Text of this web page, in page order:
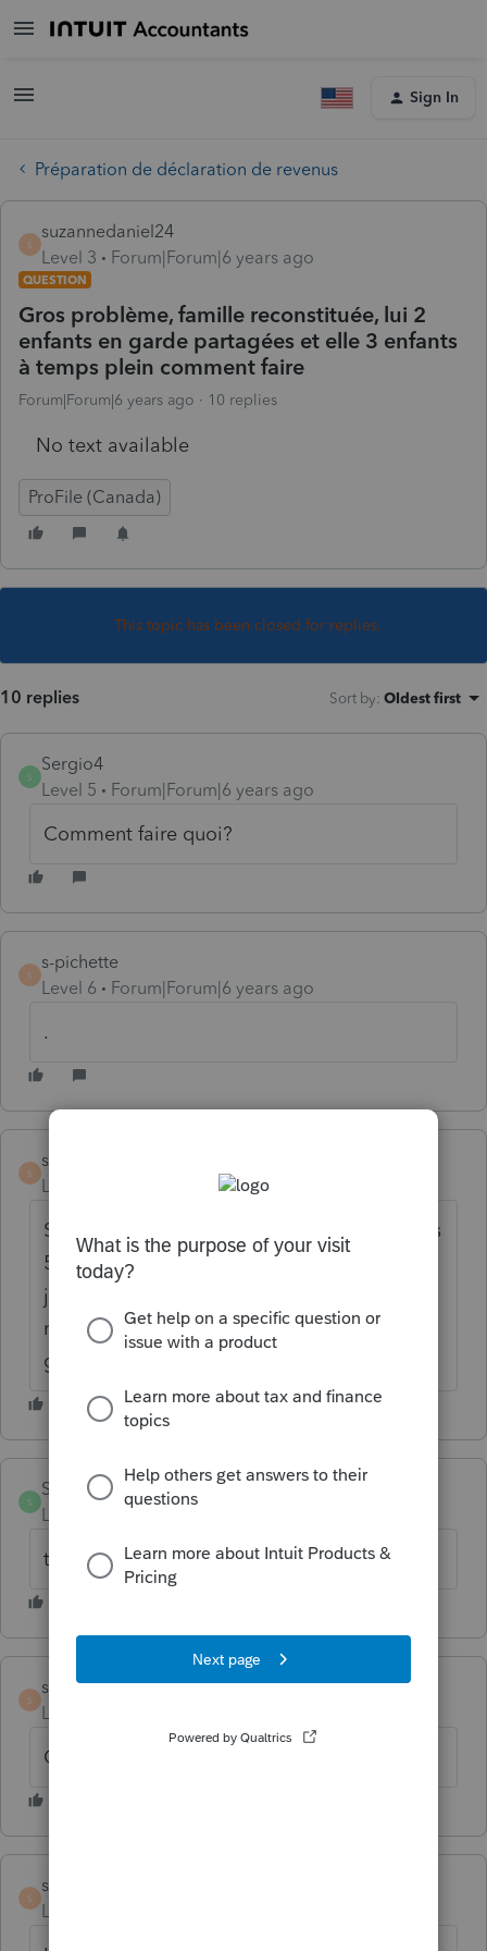
Sign In
Préparation de déclaration de revenus
S
suzannedaniel24
Level 3
Forum|Forum|6 years ago
QUESTION
Gros problème, famille reconstituée, lui 2
enfants en garde partagées et elle 3 enfants
à temps plein comment faire
Forum|Forum|6 years ago 10 replies
No text available
ProFile (Canada)
This topic has been closed for replies.
10 replies Sort by: Oldest first
S
Sergio4
Level 5
Forum|Forum|6 years ago
Comment faire quoi?
S
s-pichette
Level 6
Forum|Forum|6 years ago
.
S
suzannedaniel24
Level 3 Forum|Forum|6 years ago
Sur le rapport d'impôt à enfants à charge les
5 enfants s'inscrivent à la même place, alors
je ne peux pas inscrire 3 enfants dont la
mère est monoparentale et 2 enfants en
garde partagées
S
Sergio4
Level 5
Forum|Forum|6 years ago
tu as un couple ou non?
S
suzannedaniel24 AUTHOR
Level 3
Oui ils sont en couple
S
s-pichette
Level 6